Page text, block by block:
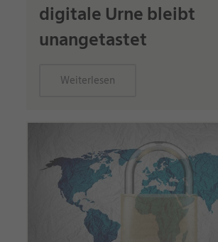
digitale Urne bleibt
unangetastet
Weiterlesen